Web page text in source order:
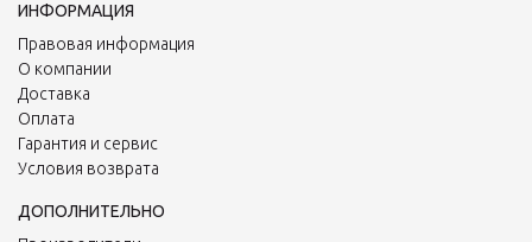
ИНФОРМАЦИЯ
Правовая информация
О компании
Доставка
Оплата
Гарантия и сервис
Условия возврата
ДОПОЛНИТЕЛЬНО